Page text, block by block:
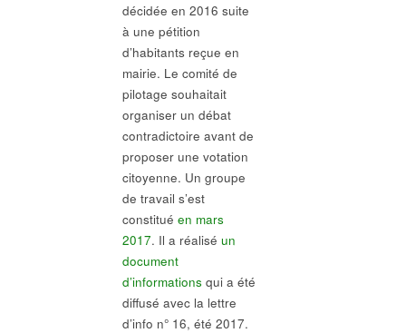
décidée en 2016 suite
à une pétition
d’habitants reçue en
mairie. Le comité de
pilotage souhaitait
organiser un débat
contradictoire avant de
proposer une votation
citoyenne. Un groupe
de travail s’est
constitué en mars
2017. Il a réalisé un
document
d’informations qui a été
diffusé avec la lettre
d’info n° 16, été 2017.